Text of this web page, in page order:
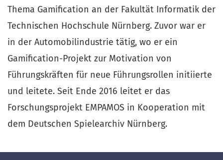
Thema Gamification an der Fakultät Informatik der
Technischen Hochschule Nürnberg. Zuvor war er
in der Automobilindustrie tätig, wo er ein
Gamification-Projekt zur Motivation von
Führungskräften für neue Führungsrollen initiierte
und leitete. Seit Ende 2016 leitet er das
Forschungsprojekt EMPAMOS in Kooperation mit
dem Deutschen Spielearchiv Nürnberg.